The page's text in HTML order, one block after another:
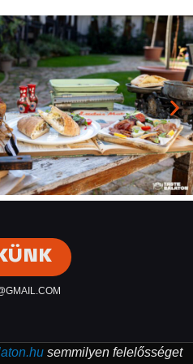
semmilyen felelősséget